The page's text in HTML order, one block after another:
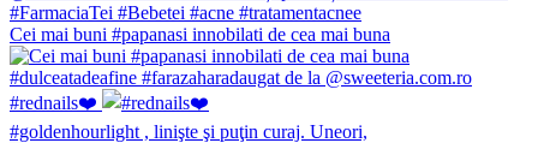
Cei mai buni #papanasi innobilati de cea mai buna
#rednails❤️
#goldenhourlight , linişte şi puţin curaj. Uneori,